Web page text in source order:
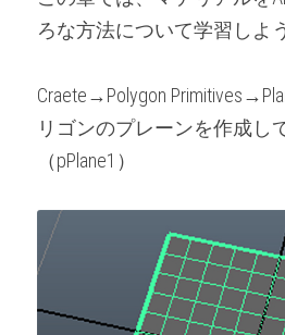
ろな方法について学習しよ
Craete→Polygon
リゴンのプレーンを作成し
（pPlane1）